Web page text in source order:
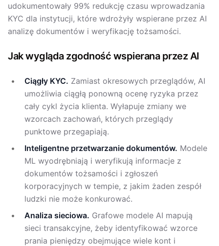
udokumentowały 99% redukcję czasu wprowadzania
KYC dla instytucji, które wdrożyły wspierane przez AI
analizę dokumentów i weryfikację tożsamości.
Jak wygląda zgodność wspierana przez AI
Ciągły KYC. Zamiast okresowych przeglądów, AI
umożliwia ciągłą ponowną ocenę ryzyka przez
cały cykl życia klienta. Wyłapuje zmiany we
wzorcach zachowań, których przeglądy
punktowe przegapiają.
Inteligentne przetwarzanie dokumentów. Modele
ML wyodrębniają i weryfikują informacje z
dokumentów tożsamości i zgłoszeń
korporacyjnych w tempie, z jakim żaden zespół
ludzki nie może konkurować.
Analiza sieciowa. Grafowe modele AI mapują
sieci transakcyjne, żeby identyfikować wzorce
prania pieniędzy obejmujące wiele kont i